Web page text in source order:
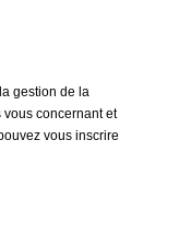
gestion de la
concernant et
vous inscrire